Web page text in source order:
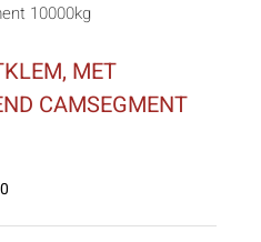
10000kg
MET
CAMSEGMENT